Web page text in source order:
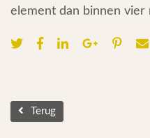
element dan binnen vier
Terug